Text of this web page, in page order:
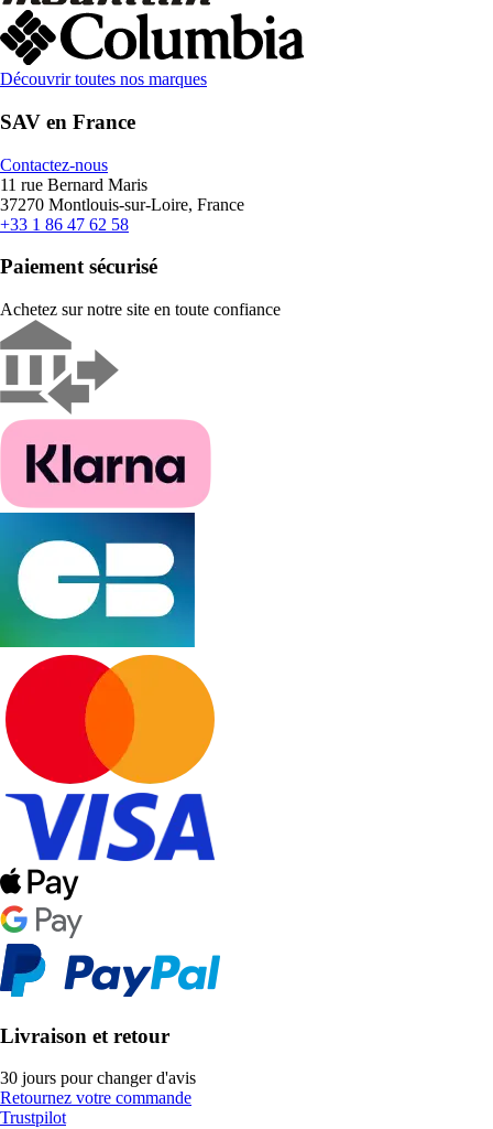
Découvrir toutes nos marques
SAV en France
Contactez-nous
11 rue Bernard Maris
37270 Montlouis-sur-Loire, France
+33 1 86 47 62 58
Paiement sécurisé
Achetez sur notre site en toute confiance
Livraison et retour
30 jours pour changer d'avis
Retournez votre commande
Trustpilot